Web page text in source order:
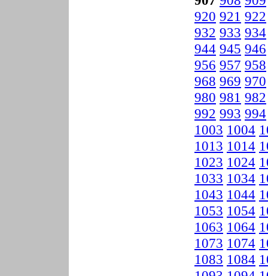
920 921 922
932 933 934
944 945 946
956 957 958
968 969 970
980 981 982
992 993 994
1003 1004
1013 1014
1023 1024
1033 1034
1043 1044
1053 1054
1063 1064
1073 1074
1083 1084